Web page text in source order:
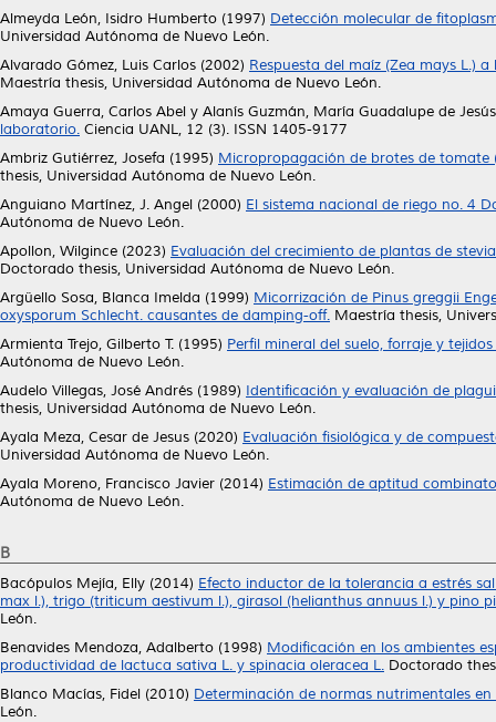
Almeyda León, Isidro Humberto (1997) Detección molecular de
Universidad Autónoma de Nuevo León.
Alvarado Gómez, Luis Carlos (2002) Respuesta del maíz (Zea mays L.)
Maestría thesis, Universidad Autónoma de Nuevo León.
Amaya Guerra, Carlos Abel y Alanís Guzmán, María Guadalupe de Jesús
laboratorio. Ciencia UANL, 12 (3). ISSN 1405-9177
Ambriz Gutiérrez, Josefa (1995) Micropropagación de brotes de tomate
thesis, Universidad Autónoma de Nuevo León.
Anguiano Martínez, J. Angel (2000) El sistema nacional de riego no. 4
Autónoma de Nuevo León.
Apollon, Wilgince (2023) Evaluación del crecimiento de plantas de
Doctorado thesis, Universidad Autónoma de Nuevo León.
Argüello Sosa, Blanca Imelda (1999) Micorrización de Pinus greggii
oxysporum Schlecht. causantes de damping-off. Maestría thesis,
Armienta Trejo, Gilberto T. (1995) Perfil mineral del suelo, forraje y
Autónoma de Nuevo León.
Audelo Villegas, José Andrés (1989) Identificación y evaluación de
thesis, Universidad Autónoma de Nuevo León.
Ayala Meza, Cesar de Jesus (2020) Evaluación fisiológica y de
Universidad Autónoma de Nuevo León.
Ayala Moreno, Francisco Javier (2014) Estimación de aptitud
Autónoma de Nuevo León.
B
Bacópulos Mejía, Elly (2014) Efecto inductor de la tolerancia a estrés
max l.), trigo (triticum aestivum l.), girasol (helianthus annuus l.) y pino
León.
Benavides Mendoza, Adalberto (1998) Modificación en los ambientes
productividad de lactuca sativa L. y spinacia oleracea L. Doctorado
Blanco Macías, Fidel (2010) Determinación de normas nutrimentales
León.